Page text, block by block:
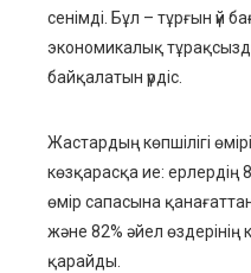
сенімді. Бұл – тұрғын үй
экономикалық
байқалатын үрдіс.
Жастардың көпшілігі
көзқарасқа ие: ерлердің
өмір сапасына
және 82% әйел өздерінің
қарайды.